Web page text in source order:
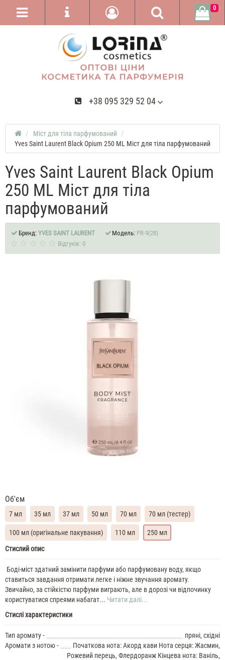
+38 095 329 52 04
0
Міст для тіла парфумований
Yves Saint Laurent Black Opium 250 ML Міст для тіла парфумований
Yves Saint Laurent Black Opium
250 ML Міст для тіла
парфумований
Бренд: YVES SAINT LAURENT Модель: PR-9(28)
Відгуків: 0
Об'єм
7 мл 35 мл 37 мл 50 мл 70 мл 70 мл (тестер)
100 мл (оригінальне пакування) 110 мл
250 мл
Yves
Laurent
Black
Opium
Духи
масляні
MLYves
Saint
Стислий опис
Боді-міст здатний замінити парфуми або парфумовану воду, якщо
ставиться завдання отримати легке і ніжне звучання аромату.
Звичайно, за стійкістю парфуми виграють, але в дорозі чи відпочинку
користуватися спреями набагат... Читати далі...
Стислі характеристики
Тип аромату -
пряні, східні
Аромати з нотою -
Початкова нота: Акорд кави Нота серця: Жасмин,
Рожевий перець, Флердоранж Кінцева нота: Ваніль,